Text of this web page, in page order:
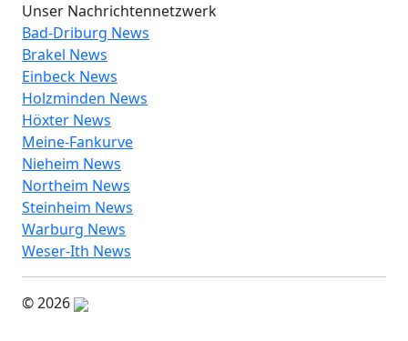
Unser Nachrichtennetzwerk
Bad-Driburg News
Brakel News
Einbeck News
Holzminden News
Höxter News
Meine-Fankurve
Nieheim News
Northeim News
Steinheim News
Warburg News
Weser-Ith News
© 2026